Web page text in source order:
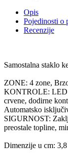
Opis
Pojedinosti o
Recenzije
Samostalna staklo
ZONE: 4 zone,
KONTROLE: LED
crvene, dodirne
Automatsko
SIGURNOST:
preostale topline,
Dimenzije u cm: